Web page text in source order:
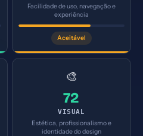
Facilidade de uso, navegação e
experiência
Aceitável
🎨
72
VISUAL
Estética, profissionalismo e
identidade do design